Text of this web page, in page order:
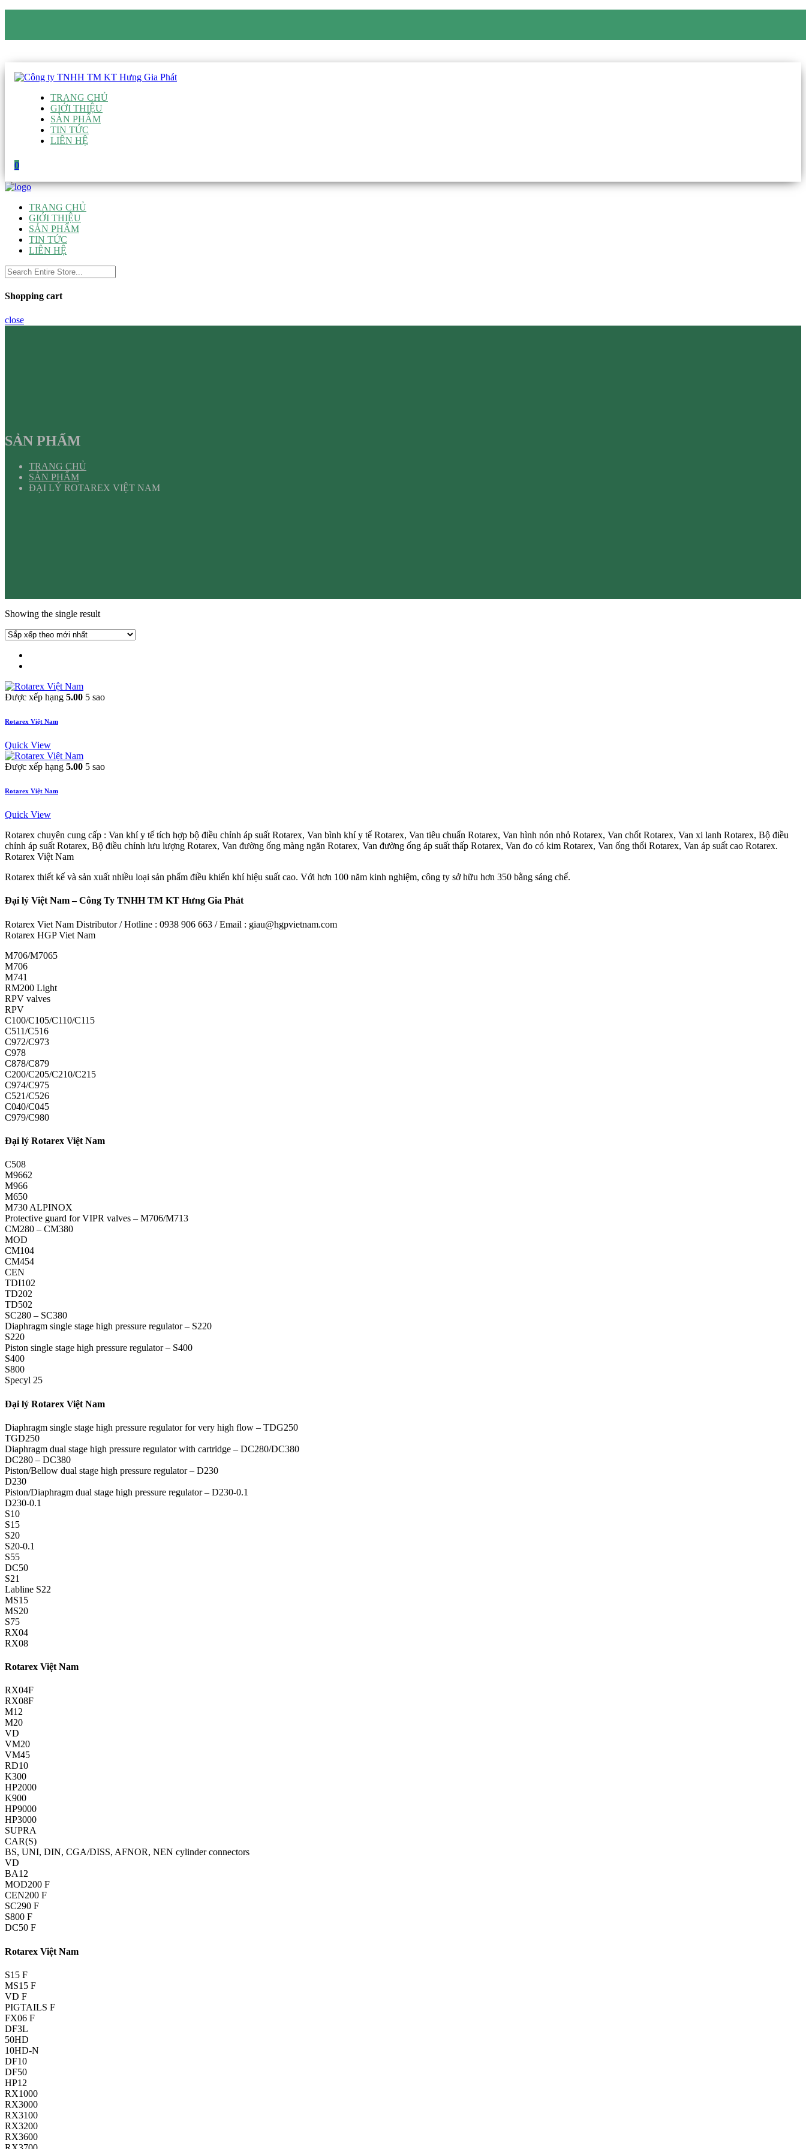
TRANG CHỦ
GIỚI THIỆU
SẢN PHẨM
TIN TỨC
LIÊN HỆ
0
TRANG CHỦ
GIỚI THIỆU
SẢN PHẨM
TIN TỨC
LIÊN HỆ
Shopping cart
close
SẢN PHẨM
TRANG CHỦ
SẢN PHẨM
ĐẠI LÝ ROTAREX VIỆT NAM
Showing the single result
Được xếp hạng 5.00 5 sao
Rotarex Việt Nam
Quick View
Được xếp hạng 5.00 5 sao
Rotarex Việt Nam
Quick View
Rotarex chuyên cung cấp : Van khí y tế tích hợp bộ điều chỉnh áp suất Rotarex, Van bình khí y tế Rotarex, Van tiêu chuẩn Rotarex, Van hình nón nhỏ Rotarex, Van chốt Rotarex, Van xi lanh Rotarex, Bộ điều
chỉnh áp suất Rotarex, Bộ điều chỉnh lưu lượng Rotarex, Van đường ống màng ngăn Rotarex, Van đường ống áp suất thấp Rotarex, Van đo có kim Rotarex, Van ống thổi Rotarex, Van áp suất cao Rotarex.
Rotarex Việt Nam
Rotarex thiết kế và sản xuất nhiều loại sản phẩm điều khiển khí hiệu suất cao. Với hơn 100 năm kinh nghiệm, công ty sở hữu hơn 350 bằng sáng chế.
Đại lý Việt Nam – Công Ty TNHH TM KT Hưng Gia Phát
Rotarex Viet Nam Distributor / Hotline : 0938 906 663 / Email : giau@hgpvietnam.com
Rotarex HGP Viet Nam
M706/M7065
M706
M741
RM200 Light
RPV valves
RPV
C100/C105/C110/C115
C511/C516
C972/C973
C978
C878/C879
C200/C205/C210/C215
C974/C975
C521/C526
C040/C045
C979/C980
Đại lý Rotarex Việt Nam
C508
M9662
M966
M650
M730 ALPINOX
Protective guard for VIPR valves – M706/M713
CM280 – CM380
MOD
CM104
CM454
CEN
TDI102
TD202
TD502
SC280 – SC380
Diaphragm single stage high pressure regulator – S220
S220
Piston single stage high pressure regulator – S400
S400
S800
Specyl 25
Đại lý Rotarex Việt Nam
Diaphragm single stage high pressure regulator for very high flow – TDG250
TGD250
Diaphragm dual stage high pressure regulator with cartridge – DC280/DC380
DC280 – DC380
Piston/Bellow dual stage high pressure regulator – D230
D230
Piston/Diaphragm dual stage high pressure regulator – D230-0.1
D230-0.1
S10
S15
S20
S20-0.1
S55
DC50
S21
Labline S22
MS15
MS20
S75
RX04
RX08
Rotarex Việt Nam
RX04F
RX08F
M12
M20
VD
VM20
VM45
RD10
K300
HP2000
K900
HP9000
HP3000
SUPRA
CAR(S)
BS, UNI, DIN, CGA/DISS, AFNOR, NEN cylinder connectors
VD
BA12
MOD200 F
CEN200 F
SC290 F
S800 F
DC50 F
Rotarex Việt Nam
S15 F
MS15 F
VD F
PIGTAILS F
FX06 F
DF3L
50HD
10HD-N
DF10
DF50
HP12
RX1000
RX3000
RX3100
RX3200
RX3600